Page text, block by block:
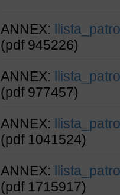
ANNEX:
(pdf 945226)
ANNEX:
(pdf 977457)
ANNEX:
(pdf 1041524)
ANNEX:
(pdf 1715917)